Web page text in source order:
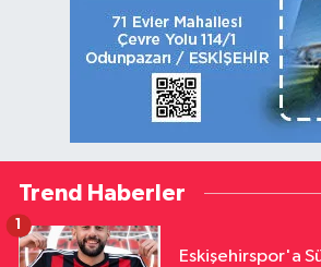
Trend Haberler
Eskişehirspor'a
1